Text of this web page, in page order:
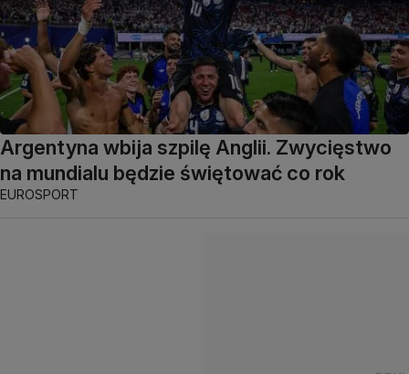
Argentyna wbija szpilę Anglii. Zwycięstwo
na mundialu będzie świętować co rok
EUROSPORT